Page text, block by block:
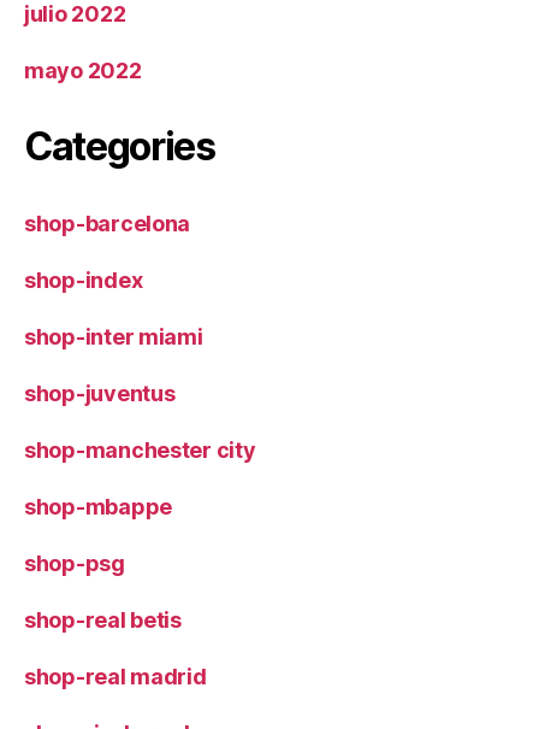
julio 2022
mayo 2022
Categories
shop-barcelona
shop-index
shop-inter miami
shop-juventus
shop-manchester city
shop-mbappe
shop-psg
shop-real betis
shop-real madrid